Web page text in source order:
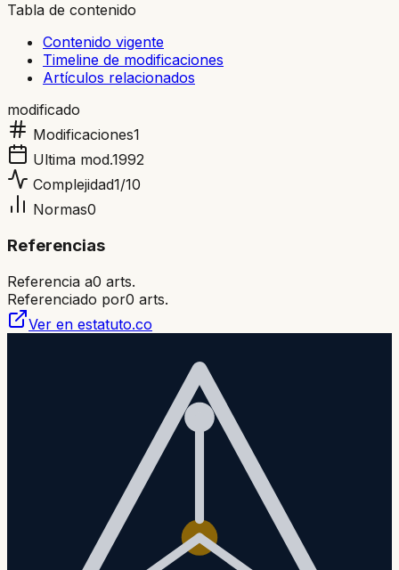
Tabla de contenido
Contenido vigente
Timeline de modificaciones
Artículos relacionados
modificado
Modificaciones1
Ultima mod.1992
Complejidad1/10
Normas0
Referencias
Referencia a0 arts.
Referenciado por0 arts.
Ver en estatuto.co